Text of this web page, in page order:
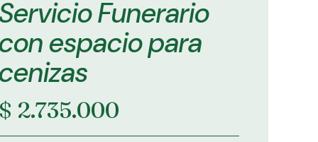
Funerario
espacio para
2.735.000